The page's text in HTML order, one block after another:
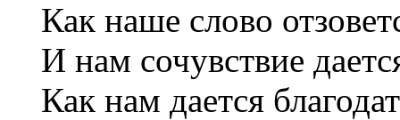
Как наше слово
И нам сочувствие
Как нам дается